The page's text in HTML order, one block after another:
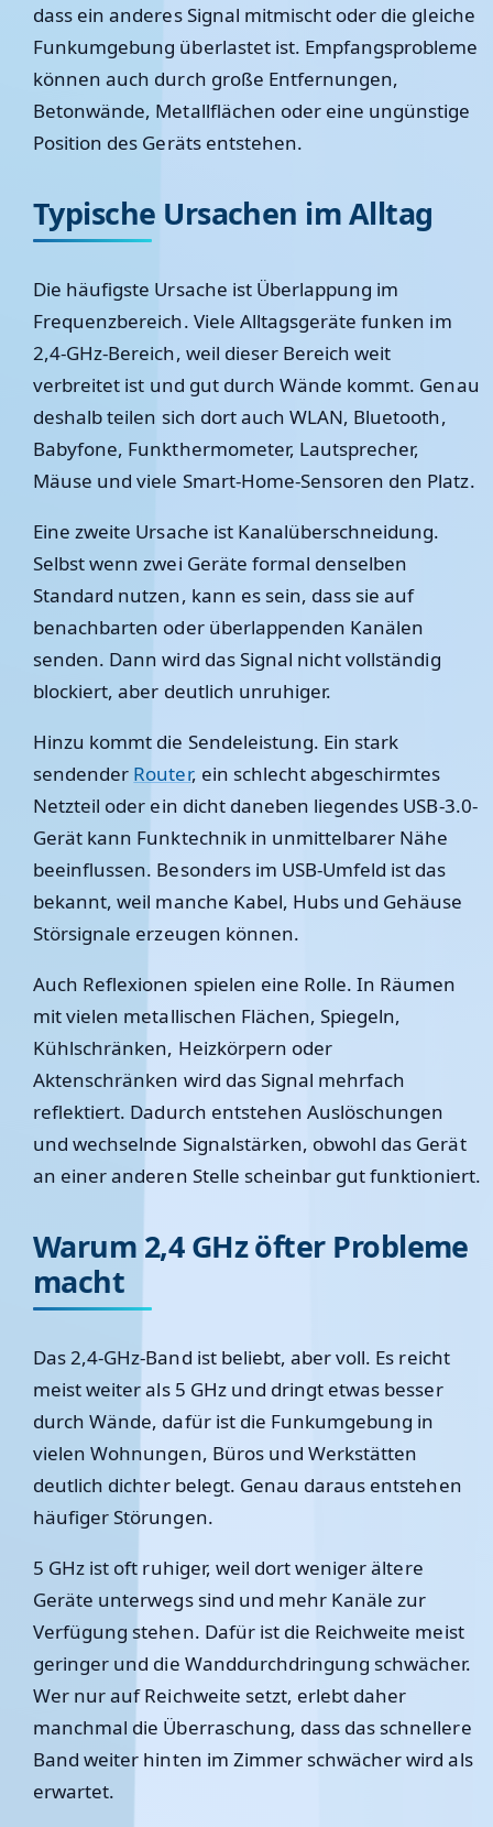
dass ein anderes Signal mitmischt oder die gleiche
Funkumgebung überlastet ist. Empfangsprobleme
können auch durch große Entfernungen,
Betonwände, Metallflächen oder eine ungünstige
Position des Geräts entstehen.
Typische Ursachen im Alltag
Die häufigste Ursache ist Überlappung im
Frequenzbereich. Viele Alltagsgeräte funken im
2,4-GHz-Bereich, weil dieser Bereich weit
verbreitet ist und gut durch Wände kommt. Genau
deshalb teilen sich dort auch WLAN, Bluetooth,
Babyfone, Funkthermometer, Lautsprecher,
Mäuse und viele Smart-Home-Sensoren den Platz.
Eine zweite Ursache ist Kanalüberschneidung.
Selbst wenn zwei Geräte formal denselben
Standard nutzen, kann es sein, dass sie auf
benachbarten oder überlappenden Kanälen
senden. Dann wird das Signal nicht vollständig
blockiert, aber deutlich unruhiger.
Hinzu kommt die Sendeleistung. Ein stark
sendender Router, ein schlecht abgeschirmtes
Netzteil oder ein dicht daneben liegendes USB-3.0-
Gerät kann Funktechnik in unmittelbarer Nähe
beeinflussen. Besonders im USB-Umfeld ist das
bekannt, weil manche Kabel, Hubs und Gehäuse
Störsignale erzeugen können.
Auch Reflexionen spielen eine Rolle. In Räumen
mit vielen metallischen Flächen, Spiegeln,
Kühlschränken, Heizkörpern oder
Aktenschränken wird das Signal mehrfach
reflektiert. Dadurch entstehen Auslöschungen
und wechselnde Signalstärken, obwohl das Gerät
an einer anderen Stelle scheinbar gut funktioniert.
Warum 2,4 GHz öfter Probleme
macht
Das 2,4-GHz-Band ist beliebt, aber voll. Es reicht
meist weiter als 5 GHz und dringt etwas besser
durch Wände, dafür ist die Funkumgebung in
vielen Wohnungen, Büros und Werkstätten
deutlich dichter belegt. Genau daraus entstehen
häufiger Störungen.
5 GHz ist oft ruhiger, weil dort weniger ältere
Geräte unterwegs sind und mehr Kanäle zur
Verfügung stehen. Dafür ist die Reichweite meist
geringer und die Wanddurchdringung schwächer.
Wer nur auf Reichweite setzt, erlebt daher
manchmal die Überraschung, dass das schnellere
Band weiter hinten im Zimmer schwächer wird als
erwartet.